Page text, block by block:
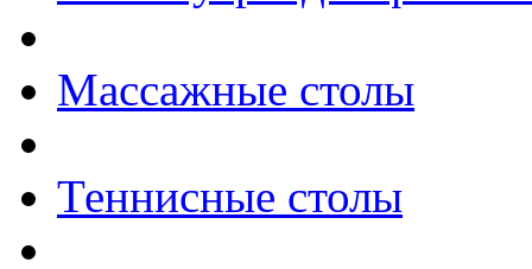
Массажные столы
Теннисные столы